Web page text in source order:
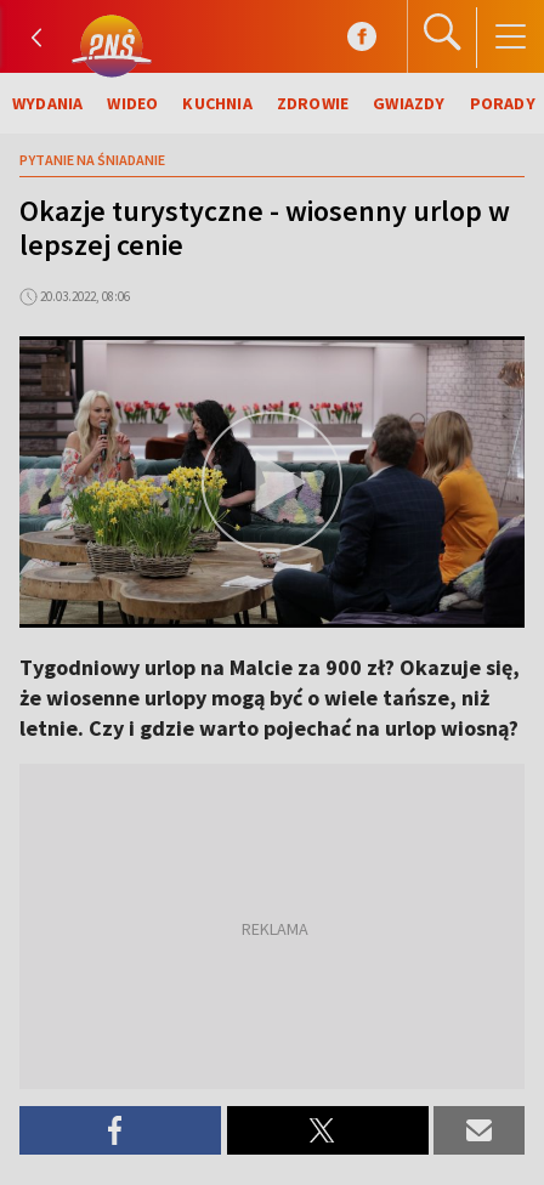
WYDANIA WIDEO KUCHNIA ZDROWIE GWIAZDY PORADY
PYTANIE NA ŚNIADANIE
Okazje turystyczne - wiosenny urlop w
lepszej cenie
20.03.2022, 08:06
Tygodniowy urlop na Malcie za 900 zł? Okazuje się,
że wiosenne urlopy mogą być o wiele tańsze, niż
letnie. Czy i gdzie warto pojechać na urlop wiosną?